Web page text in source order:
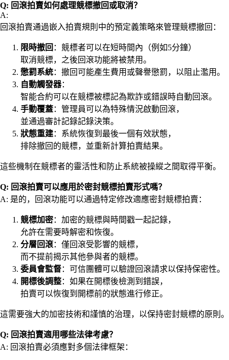
Q: 回滾拍賣如何處理競標撤回或取消？
A:
回滾拍賣通過嵌入拍賣規則中的預定義策略來管理競標撤回：
限時撤回 ：競標者可以在短時間內（例如5分鐘）
取消競標，之後回滾功能將被禁用。
懲罰系統：撤回可能產生費用或聲譽懲罰，以阻止濫用。
自動觸發器：
智能合約可以在競標被標記為欺詐或錯誤時自動回滾。
手動覆蓋：管理員可以為特殊情況啟動回滾，
並通過審計記錄記錄決策。
狀態重建：系統恢復到最後一個有效狀態，
排除撤回的競標，並重新計算拍賣結果。
這些機制在競標者的靈活性和防止系統被操縱之間取得平衡。
Q: 回滾拍賣可以應用於密封競標拍賣形式嗎？
A: 是的，回滾功能可以通過特定修改適應密封競標拍賣：
競標加密：加密的競標與時間戳一起記錄，
允許在需要時解密和恢復。
分層回滾：僅回滾受影響的競標，
而不提前揭示其他參與者的競標。
委員會監督：可信團體可以驗證回滾請求以保持保密性。
開標後調整：如果在開標後檢測到錯誤，
拍賣可以恢復到開標前的狀態進行修正。
這需要強大的加密技術和謹慎的治理，以保持密封競標的原則。
Q: 回滾拍賣適用哪些法律考慮？
A: 回滾拍賣必須應對多個法律框架：